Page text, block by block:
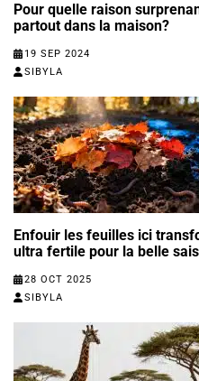
Pour quelle raison
partout dans la maison?
19 SEP 2024
SIBYLA
Enfouir les feuilles ici
ultra fertile pour la belle
28 OCT 2025
SIBYLA